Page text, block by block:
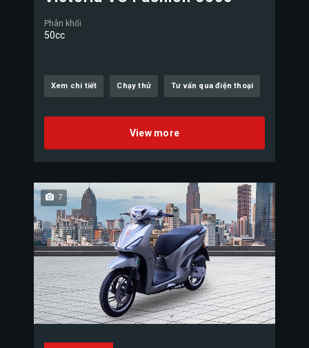
Phân khối
50cc
Xem chi tiết Chạy thử Tư vấn qua điện thoại
View more
7